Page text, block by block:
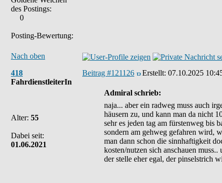
des Postings:
0
Posting-Bewertung:
Nach oben
418
FahrdienstleiterIn
Alter: 55
Dabei seit:
01.06.2021
Beitrag #121126 Erstellt: 07.10.2025
Admiral schrieb:
naja... aber ein radweg muss auch
häusern zu, und kann man da nicht
sehr es jeden tag am fürstenweg bis
sondern am gehweg gefahren wird,
man dann schon die sinnhaftigkeit
kosten/nutzen sich anschauen
der stelle eher egal, der pinselstrich